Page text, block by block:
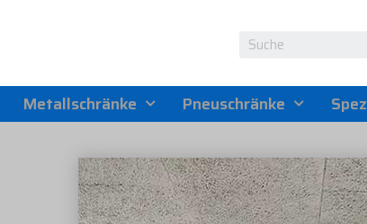
Metallschränke Pneuschränke